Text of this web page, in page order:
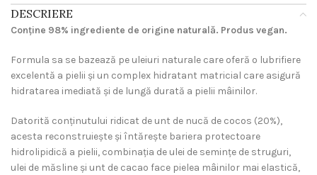
DESCRIERE
Conține 98% ingrediente de origine naturală. Produs vegan.
Formula sa se bazează pe uleiuri naturale care oferă o lubrifiere
excelentă a pielii și un complex hidratant matricial care asigură
hidratarea imediată și de lungă durată a pielii mâinilor.
Datorită conținutului ridicat de unt de nucă de cocos (20%),
acesta reconstruiește și întărește bariera protectoare
hidrolipidică a pielii, combinația de ulei de semințe de struguri,
ulei de măsline și unt de cacao face pielea mâinilor mai elastică,